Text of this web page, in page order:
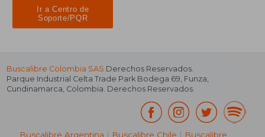
Ir a Centro de
Soporte/PQR
Buscalibre Colombia SAS Derechos Reservados.
Parque Industrial Celta Trade Park Bodega 69 Funza
Cundinamarca Colombia . Derechos Reservados.
Buscalibre Argentina | Buscalibre Chile | Buscalibre